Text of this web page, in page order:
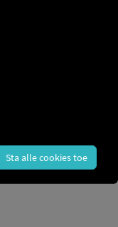
Sta alle cookies toe